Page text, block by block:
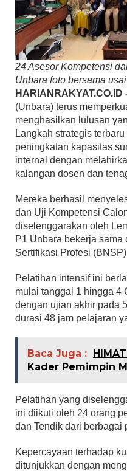
24 Asesor Kompetensi
Unbara foto bersama
HARIANRAKYAT.CO.ID
(Unbara) terus
menghasilkan lulusan
Langkah strategis
peningkatan kapasitas
internal dengan
kalangan dosen dan
Mereka berhasil
dan Uji Kompetensi
diselenggarakan oleh
P1 Unbara bekerja sama
Sertifikasi Profesi
Pelatihan intensif ini
mulai tanggal 1 hingga 4
dengan ujian akhir pada
durasi 48 jam pelajaran
Baca Juga :
Kader Pemimpin
Pelatihan yang
ini diikuti oleh 24 orang
dan Tendik dari berbagai
Kepercayaan terhadap
ditunjukkan dengan